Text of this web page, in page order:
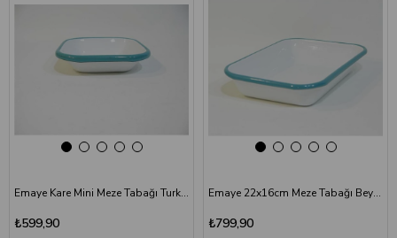
Emaye Kare Mini Meze Tabağı Turkuaz 11 cm
₺599,90
Emaye 22x16cm Meze Tabağı Beyaz - Kordon Turkuaz
₺799,90